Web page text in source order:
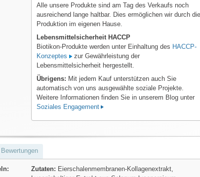
Alle unsere Produkte sind am Tag des Verkaufs noch
ausreichend lange haltbar. Dies ermöglichen wir durch
Produktion im eigenen Hause.
Lebensmittelsicherheit HACCP
Biotikon-Produkte werden unter Einhaltung des HACCP-
Konzeptes
zur Gewährleistung der
Lebensmittelsicherheit hergestellt.
Übrigens: Mit jedem Kauf unterstützen auch Sie
automatisch von uns ausgewählte soziale Projekte.
Weitere Informationen finden Sie in unserem Blog unter
Soziales Engagement
Bewertungen
Zutaten: Eierschalenmembranen-Kollagenextrakt,